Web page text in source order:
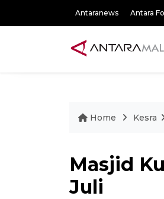
Antaranews Antara
Home Kesra
Masjid
Juli